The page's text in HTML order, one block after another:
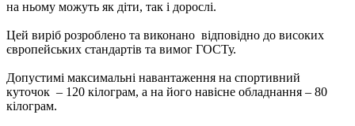
на ньому можуть як діти, так і дорослі.
Цей виріб розроблено та виконано відповідно до високих
європейських стандартів та вимог ГОСТу.
Допустимі максимальні навантаження на спортивний
куточок – 120 кілограм, а на його навісне обладнання – 80
кілограм.